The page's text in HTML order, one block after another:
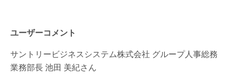
ユーザーコメント
サントリービジネスシステム株式会社 グループ人事総務
業務部長 池田 美紀さん